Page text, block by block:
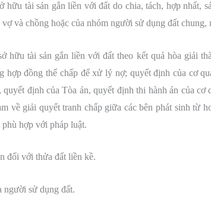
hữu tài sản gắn liền với đất do chia, tách, hợp nhất,
và chồng hoặc của nhóm người sử dụng đất
hữu tài sản gắn liền với đất theo kết quả hòa giải
hợp đồng thế chấp để xử lý nợ; quyết định của cơ
định của Tòa án, quyết định thi hành án của
về giải quyết tranh chấp giữa các bên phát sinh từ
hợp với pháp luật.
đối với thửa đất liền kề.
người sử dụng đất.